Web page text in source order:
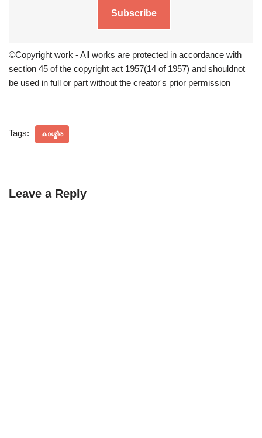
Subscribe
©Copyright work - All works are protected in accordance with
section 45 of the copyright act 1957(14 of 1957) and shouldnot
be used in full or part without the creator's prior permission
Tags: കാശ്മീര
Leave a Reply